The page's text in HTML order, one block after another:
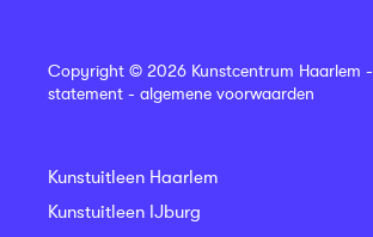
Copyright © 2026 Kunstcentrum Haarlem -
statement - algemene voorwaarden
Kunstuitleen Haarlem
Kunstuitleen IJburg